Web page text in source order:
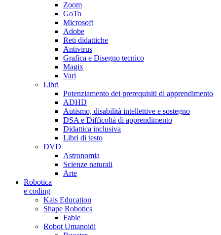
Zoom
GoTo
Microsoft
Adobe
Reti didattiche
Antivirus
Grafica e Disegno tecnico
Magix
Vari
Libri
Potenziamento dei prerequisiti di apprendimento
ADHD
Autismo, disabilità intellettive e sostegno
DSA e Difficoltà di apprendimento
Didattica inclusiva
Libri di testo
DVD
Astronomia
Scienze naturali
Arte
Robotica
e coding
Kais Education
Shape Robotics
Fable
Robot Umanoidi